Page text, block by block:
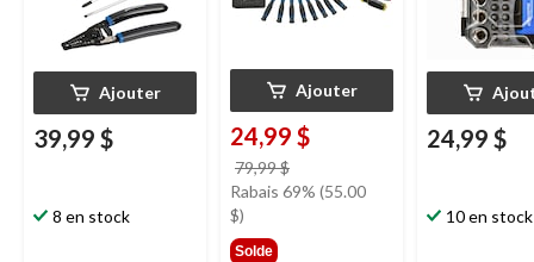
Ajouter
39,99 $
8 en stock
Ajouter
24,99 $
79,99 $
était
Rabais 69% (55.00
$)
Solde
24,99 $
10 en stock